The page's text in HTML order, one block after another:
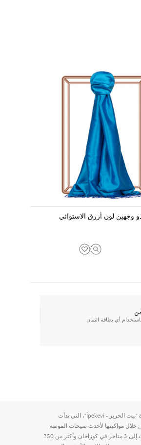
وجهين لون أزرق الاستوائي
أي بطاقة ائتمان
تستعد شركة Bimpeks A.S للاحتفال بالذكرى الثلاثين لعلامتها التجارية الشهيرة "بيت الحرير - İpekevi"، التي بدأت
خلال مواكبتها لأحدث صيحات الموضة
العالمية، تقدم الشركة منتجات حرير عالية الجودة للنساء في المنطقة. توسعت إلى 3 متاجر في كوزاخان وأكثر من 250